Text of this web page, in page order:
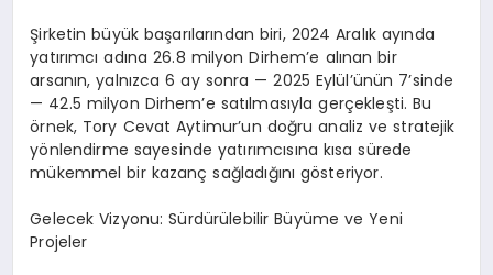
Şirketin büyük başarılarından biri, 2024 Aralık ayında
yatırımcı adına 26.8 milyon Dirhem’e alınan bir
arsanın, yalnızca 6 ay sonra — 2025 Eylül’ünün 7’sinde
— 42.5 milyon Dirhem’e satılmasıyla gerçekleşti. Bu
örnek, Tory Cevat Aytimur’un doğru analiz ve stratejik
yönlendirme sayesinde yatırımcısına kısa sürede
mükemmel bir kazanç sağladığını gösteriyor.
Gelecek Vizyonu: Sürdürülebilir Büyüme ve Yeni
Projeler